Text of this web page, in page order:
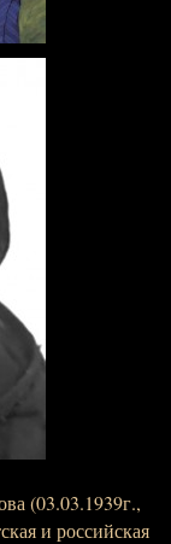
(03.03.1939г.,
и российская